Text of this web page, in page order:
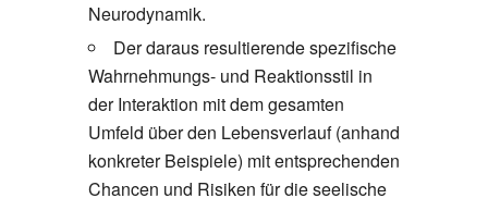
Neurodynamik.
Der daraus resultierende spezifische
Wahrnehmungs- und Reaktionsstil in
der Interaktion mit dem gesamten
Umfeld über den Lebensverlauf (anhand
konkreter Beispiele) mit entsprechenden
Chancen und Risiken für die seelische